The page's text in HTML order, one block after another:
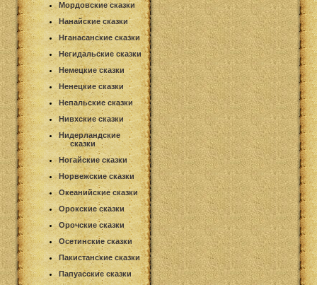
Мордовские сказки
Нанайские сказки
Нганасанские сказки
Негидальские сказки
Немецкие сказки
Ненецкие сказки
Непальские сказки
Нивхские сказки
Нидерландские
сказки
Ногайские сказки
Норвежские сказки
Океанийские сказки
Орокские сказки
Орочские сказки
Осетинские сказки
Пакистанские сказки
Папуасские сказки